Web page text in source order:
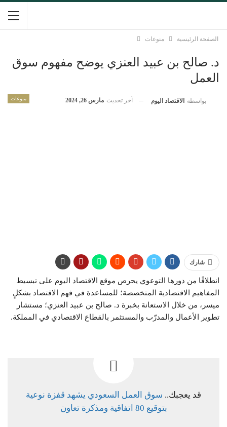
الصفحة الرئيسية منوعات
د. صالح بن عبيد العنزي يوضح مفهوم سوق
العمل
منوعات بواسطة الاقتصاد اليوم آخر تحديث مارس 26, 2024
شارك
انطلاقًا من دورها التوعوي يحرص موقع الاقتصاد اليوم على تبسيط
المفاهيم الاقتصادية المتخصصة؛ للمساعدة في فهم الاقتصاد بشكلٍ
ميسر، من خلال الاستعانة بخبرة د. صالح بن عبيد العنزي؛ مستشار
تطوير الأعمال والمدرّب والمستثمر بالقطاع الاقتصادي في المملكة.
قد يعجبك.. سوق العمل السعودي يشهد قفزة نوعية
بتوقيع 80 اتفاقية ومذكرة تعاون